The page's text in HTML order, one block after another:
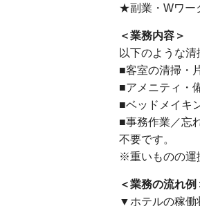
★副業・Wワー
＜業務内容＞
以下のような清
■客室の清掃・
■アメニティ・
■ベッドメイキ
■事務作業／忘
不要です。
※重いものの運
＜業務の流れ例
▼ホテルの稼働